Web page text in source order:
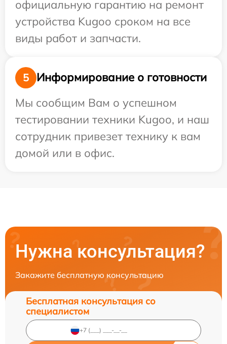
официальную гарантию на ремонт
устройства Kugoo сроком на все
виды работ и запчасти.
5
Информирование о готовности
Мы сообщим Вам о успешном
тестировании техники Kugoo, и наш
сотрудник привезет технику к вам
домой или в офис.
Нужна консультация?
Закажите бесплатную консультацию
Бесплатная консультация со
специалистом